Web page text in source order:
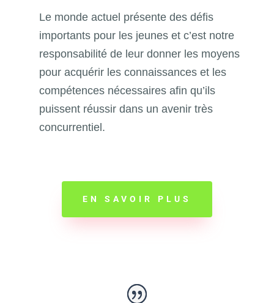
Le monde actuel présente des défis
importants pour les jeunes et c’est notre
responsabilité de leur donner les moyens
pour acquérir les connaissances et les
compétences nécessaires afin qu’ils
puissent réussir dans un avenir très
concurrentiel.
EN SAVOIR PLUS